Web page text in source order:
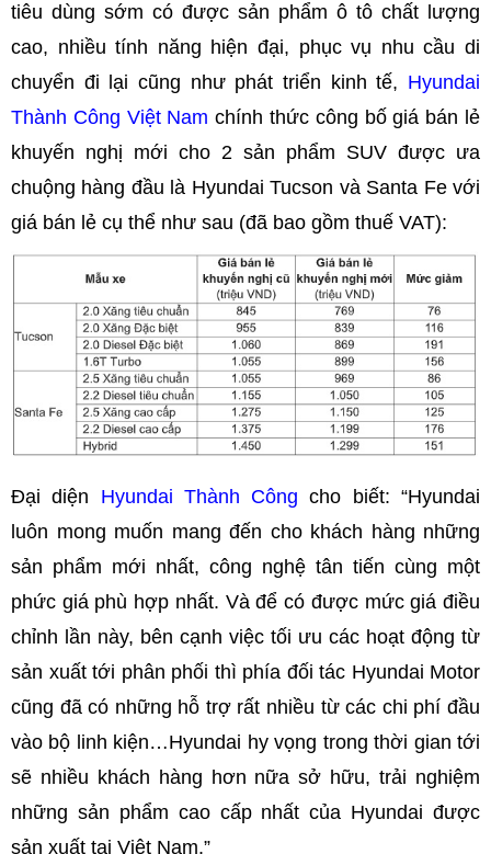
tiêu dùng sớm có được sản phẩm ô tô chất lượng
cao, nhiều tính năng hiện đại, phục vụ nhu cầu di
chuyển đi lại cũng như phát triển kinh tế, Hyundai
Thành Công Việt Nam chính thức công bố giá bán lẻ
khuyến nghị mới cho 2 sản phẩm SUV được ưa
chuộng hàng đầu là Hyundai Tucson và Santa Fe với
giá bán lẻ cụ thể như sau (đã bao gồm thuế VAT):
Đại diện Hyundai Thành Côngcho biết: “Hyundai
luôn mong muốn mang đến cho khách hàng những
sản phẩm mới nhất, công nghệ tân tiến cùng một
phức giá phù hợp nhất. Và để có được mức giá điều
chỉnh lần này, bên cạnh việc tối ưu các hoạt động từ
sản xuất tới phân phối thì phía đối tác Hyundai Motor
cũng đã có những hỗ trợ rất nhiều từ các chi phí đầu
vào bộ linh kiện…Hyundai hy vọng trong thời gian tới
sẽ nhiều khách hàng hơn nữa sở hữu, trải nghiệm
những sản phẩm cao cấp nhất của Hyundai được
sản xuất tại Việt Nam.”